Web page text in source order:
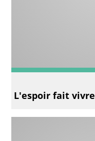
L'espoir fait vivre